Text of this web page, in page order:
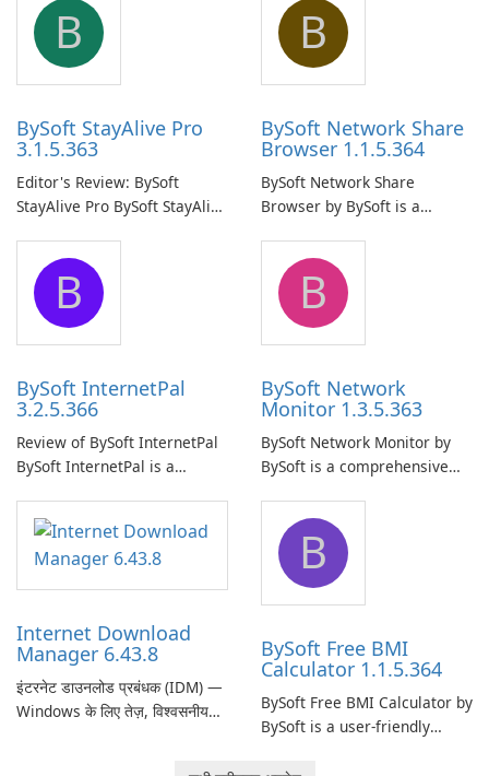
B
BySoft StayAlive Pro
3.1.5.363
Editor's Review: BySoft
StayAlive Pro BySoft StayAlive
application designed to
ensure the continuous and
uninterrupted operation of
your computer system.
B
BySoft Network Share
Browser 1.1.5.364
BySoft Network Share
Browser by BySoft is a
application that allows users
to easily browse and manage
shared folders on their
network.
B
BySoft InternetPal
3.2.5.366
Review of BySoft InternetPal
BySoft InternetPal is a
application designed to
monitor your internet
connection and provide real-
time insights into its
B
BySoft Network
Monitor 1.3.5.363
BySoft Network Monitor by
BySoft is a comprehensive
designed to help businesses
effectively manage their
network infrastructure.
Internet Download
Manager 6.43.8
इंटरनेट डाउनलोड प्रबंधक (IDM) —
Windows के लिए तेज़, विश्वसनीय
B
BySoft Free BMI
Calculator 1.1.5.364
BySoft Free BMI Calculator by
BySoft is a user-friendly